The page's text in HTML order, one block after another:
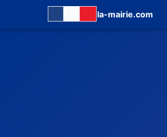
la-mairie.com